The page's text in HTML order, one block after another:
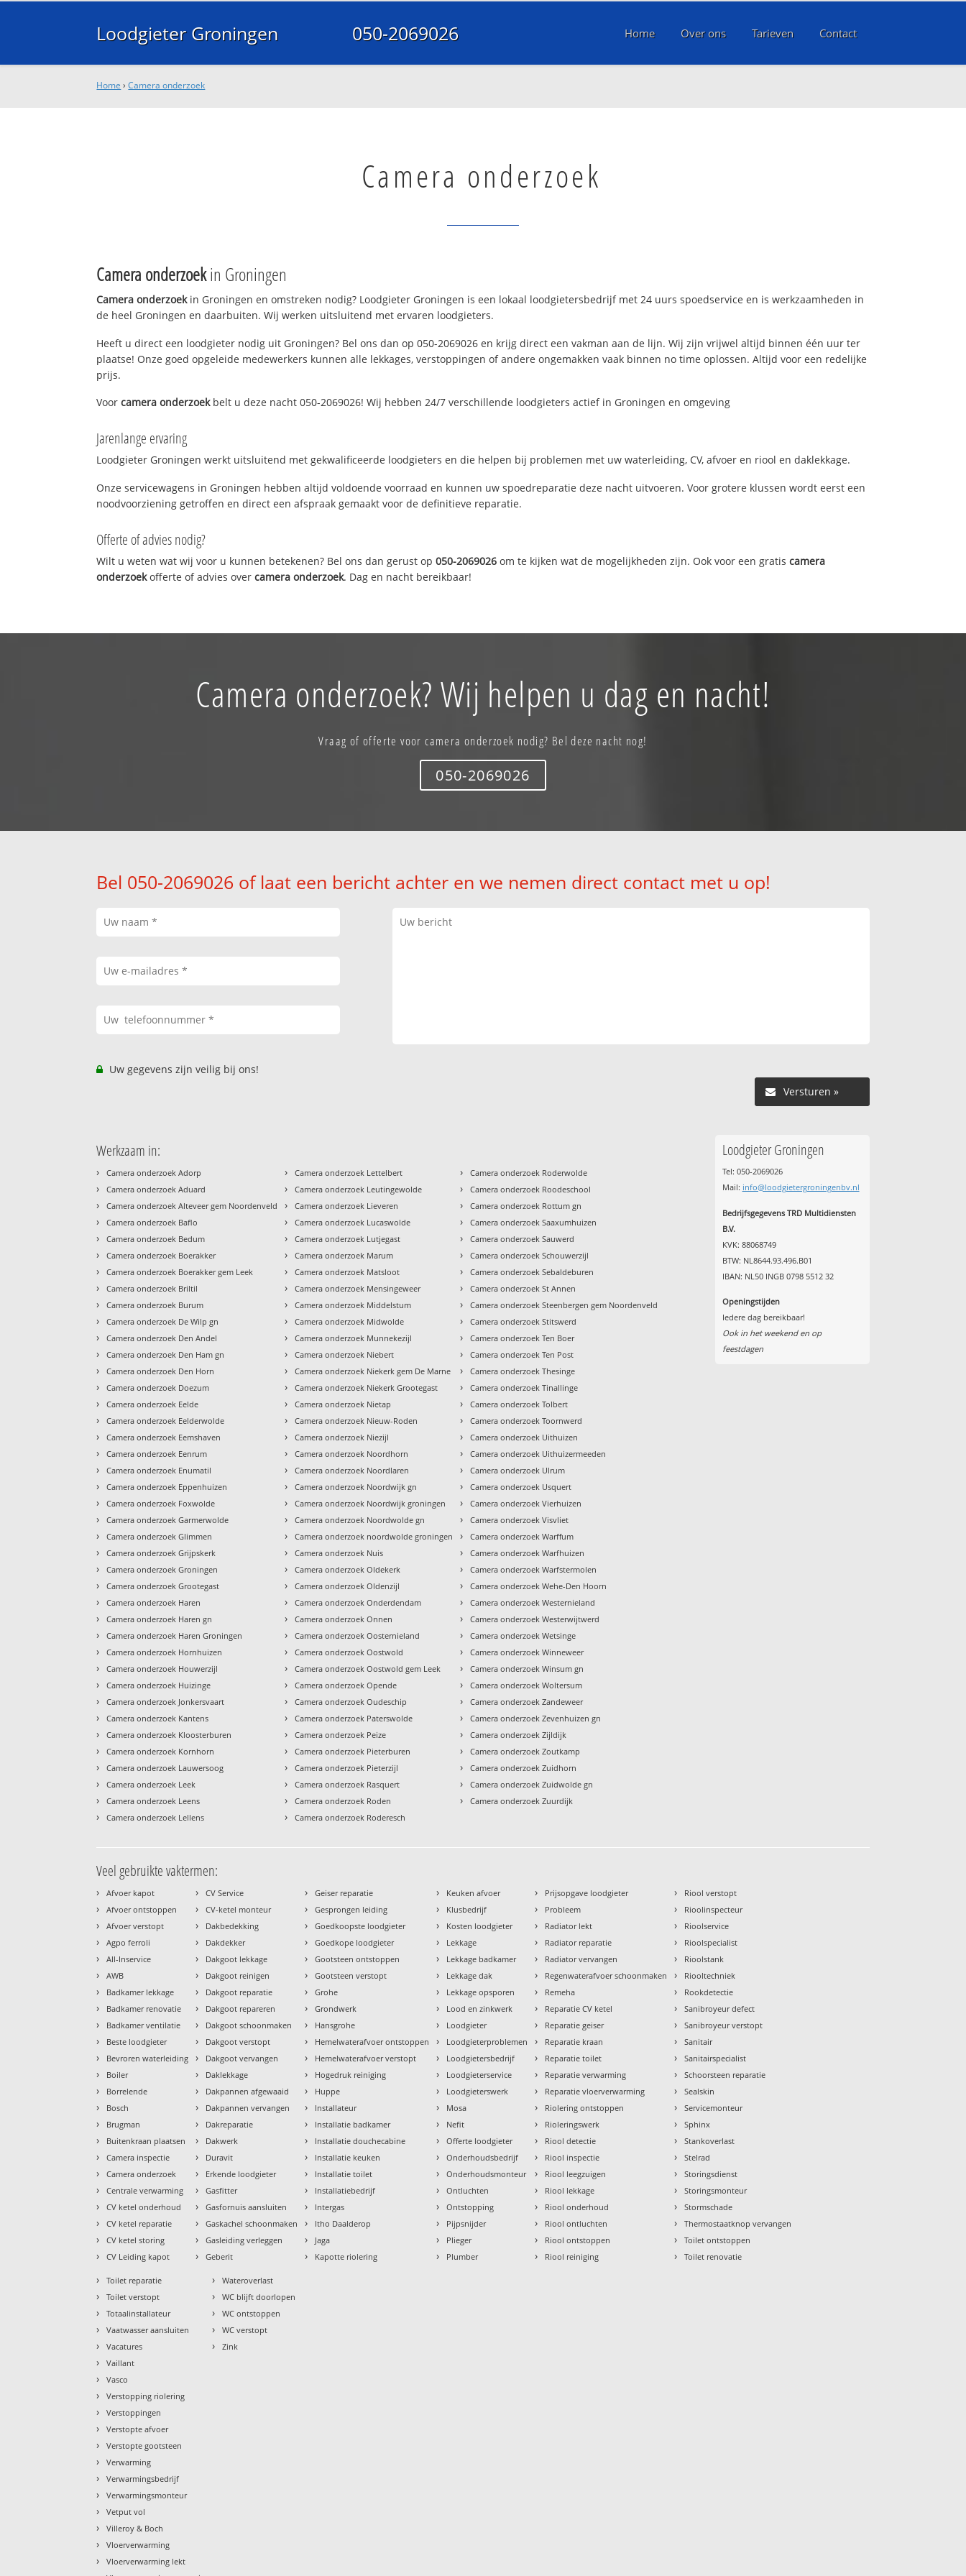
Loodgieter Groningen 050-2069026 Home Over ons Tarieven Contact
Home ›Camera onderzoek
Camera onderzoek
Camera onderzoekin Groningen
Camera onderzoekin Groningen en omstreken nodig? Loodgieter Groningen is een lokaal loodgietersbedrijf met 24 uurs spoedservice en is werkzaamheden in
de heel Groningen en daarbuiten. Wij werken uitsluitend met ervaren loodgieters.
Heeft u direct een loodgieter nodig uit Groningen? Bel ons dan op 050-2069026 en krijg direct een vakman aan de lijn. Wij zijn vrijwel altijd binnen één uur ter
plaatse! Onze goed opgeleide medewerkers kunnen alle lekkages, verstoppingen of andere ongemakken vaak binnen no time oplossen. Altijd voor een redelijke
prijs.
Voorcamera onderzoekbelt u deze nacht 050-2069026! Wij hebben 24/7 verschillende loodgieters actief in Groningen en omgeving
Jarenlange ervaring
Loodgieter Groningen werkt uitsluitend met gekwalificeerde loodgieters en die helpen bij problemen met uw waterleiding, CV, afvoer en riool en daklekkage.
Onze servicewagens in Groningen hebben altijd voldoende voorraad en kunnen uw spoedreparatie deze nacht uitvoeren. Voor grotere klussen wordt eerst een
noodvoorziening getroffen en direct een afspraak gemaakt voor de definitieve reparatie.
Offerte of advies nodig?
Wilt u weten wat wij voor u kunnen betekenen? Bel ons dan gerust op050-2069026 om te kijken wat de mogelijkheden zijn. Ook voor een gratiscamera
onderzoekofferte of advies overcamera onderzoek. Dag en nacht bereikbaar!
Camera onderzoek? Wij helpen u dag en nacht!
Vraag of offerte voor camera onderzoek nodig? Bel deze nacht nog!
050-2069026
Bel 050-2069026 of laat een bericht achter en we nemen direct contact met u op!
Uw gegevens zijn veilig bij ons!
Versturen »
Werkzaam in:
› Camera onderzoek Adorp
› Camera onderzoek Aduard
› Camera onderzoek Alteveer gem Noordenveld
› Camera onderzoek Baflo
› Camera onderzoek Bedum
› Camera onderzoek Boerakker
› Camera onderzoek Boerakker gem Leek
› Camera onderzoek Briltil
› Camera onderzoek Burum
› Camera onderzoek De Wilp gn
› Camera onderzoek Den Andel
› Camera onderzoek Den Ham gn
› Camera onderzoek Den Horn
› Camera onderzoek Doezum
› Camera onderzoek Eelde
› Camera onderzoek Eelderwolde
› Camera onderzoek Eemshaven
› Camera onderzoek Eenrum
› Camera onderzoek Enumatil
› Camera onderzoek Eppenhuizen
› Camera onderzoek Foxwolde
› Camera onderzoek Garmerwolde
› Camera onderzoek Glimmen
› Camera onderzoek Grijpskerk
› Camera onderzoek Groningen
› Camera onderzoek Grootegast
› Camera onderzoek Haren
› Camera onderzoek Haren gn
› Camera onderzoek Haren Groningen
› Camera onderzoek Hornhuizen
› Camera onderzoek Houwerzijl
› Camera onderzoek Huizinge
› Camera onderzoek Jonkersvaart
› Camera onderzoek Kantens
› Camera onderzoek Kloosterburen
› Camera onderzoek Kornhorn
› Camera onderzoek Lauwersoog
› Camera onderzoek Leek
› Camera onderzoek Leens
› Camera onderzoek Lellens
› Camera onderzoek Lettelbert
› Camera onderzoek Leutingewolde
› Camera onderzoek Lieveren
› Camera onderzoek Lucaswolde
› Camera onderzoek Lutjegast
› Camera onderzoek Marum
› Camera onderzoek Matsloot
› Camera onderzoek Mensingeweer
› Camera onderzoek Middelstum
› Camera onderzoek Midwolde
› Camera onderzoek Munnekezijl
› Camera onderzoek Niebert
› Camera onderzoek Niekerk gem De Marne
› Camera onderzoek Niekerk Grootegast
› Camera onderzoek Nietap
› Camera onderzoek Nieuw-Roden
› Camera onderzoek Niezijl
› Camera onderzoek Noordhorn
› Camera onderzoek Noordlaren
› Camera onderzoek Noordwijk gn
› Camera onderzoek Noordwijk groningen
› Camera onderzoek Noordwolde gn
› Camera onderzoek noordwolde groningen
› Camera onderzoek Nuis
› Camera onderzoek Oldekerk
› Camera onderzoek Oldenzijl
› Camera onderzoek Onderdendam
› Camera onderzoek Onnen
› Camera onderzoek Oosternieland
› Camera onderzoek Oostwold
› Camera onderzoek Oostwold gem Leek
› Camera onderzoek Opende
› Camera onderzoek Oudeschip
› Camera onderzoek Paterswolde
› Camera onderzoek Peize
› Camera onderzoek Pieterburen
› Camera onderzoek Pieterzijl
› Camera onderzoek Rasquert
› Camera onderzoek Roden
› Camera onderzoek Roderesch
› Camera onderzoek Roderwolde
› Camera onderzoek Roodeschool
› Camera onderzoek Rottum gn
› Camera onderzoek Saaxumhuizen
› Camera onderzoek Sauwerd
› Camera onderzoek Schouwerzijl
› Camera onderzoek Sebaldeburen
› Camera onderzoek St Annen
› Camera onderzoek Steenbergen gem Noordenveld
› Camera onderzoek Stitswerd
› Camera onderzoek Ten Boer
› Camera onderzoek Ten Post
› Camera onderzoek Thesinge
› Camera onderzoek Tinallinge
› Camera onderzoek Tolbert
› Camera onderzoek Toornwerd
› Camera onderzoek Uithuizen
› Camera onderzoek Uithuizermeeden
› Camera onderzoek Ulrum
› Camera onderzoek Usquert
› Camera onderzoek Vierhuizen
› Camera onderzoek Visvliet
› Camera onderzoek Warffum
› Camera onderzoek Warfhuizen
› Camera onderzoek Warfstermolen
› Camera onderzoek Wehe-Den Hoorn
› Camera onderzoek Westernieland
› Camera onderzoek Westerwijtwerd
› Camera onderzoek Wetsinge
› Camera onderzoek Winneweer
› Camera onderzoek Winsum gn
› Camera onderzoek Woltersum
› Camera onderzoek Zandeweer
› Camera onderzoek Zevenhuizen gn
› Camera onderzoek Zijldijk
› Camera onderzoek Zoutkamp
› Camera onderzoek Zuidhorn
› Camera onderzoek Zuidwolde gn
› Camera onderzoek Zuurdijk
Loodgieter Groningen
Tel: 050-2069026
Mail: info@loodgietergroningenbv.nl
Bedrijfsgegevens TRD Multidiensten
B.V.
KVK: 88068749
BTW: NL8644.93.496.B01
IBAN: NL50 INGB 0798 5512 32
Openingstijden
Iedere dag bereikbaar!
Ook in het weekend en op
feestdagen
Veel gebruikte vaktermen:
› Afvoer kapot
› Afvoer ontstoppen
› Afvoer verstopt
› Agpo ferroli
› All-Inservice
› AWB
› Badkamer lekkage
› Badkamer renovatie
› Badkamer ventilatie
› Beste loodgieter
› Bevroren waterleiding
› Boiler
› Borrelende
› Bosch
› Brugman
› Buitenkraan plaatsen
› Camera inspectie
› Camera onderzoek
› Centrale verwarming
› CV ketel onderhoud
› CV ketel reparatie
› CV ketel storing
› CV Leiding kapot
› CV Service
› CV-ketel monteur
› Dakbedekking
› Dakdekker
› Dakgoot lekkage
› Dakgoot reinigen
› Dakgoot reparatie
› Dakgoot repareren
› Dakgoot schoonmaken
› Dakgoot verstopt
› Dakgoot vervangen
› Daklekkage
› Dakpannen afgewaaid
› Dakpannen vervangen
› Dakreparatie
› Dakwerk
› Duravit
› Erkende loodgieter
› Gasfitter
› Gasfornuis aansluiten
› Gaskachel schoonmaken
› Gasleiding verleggen
› Geberit
› Geiser reparatie
› Gesprongen leiding
› Goedkoopste loodgieter
› Goedkope loodgieter
› Gootsteen ontstoppen
› Gootsteen verstopt
› Grohe
› Grondwerk
› Hansgrohe
› Hemelwaterafvoer ontstoppen
› Hemelwaterafvoer verstopt
› Hogedruk reiniging
› Huppe
› Installateur
› Installatie badkamer
› Installatie douchecabine
› Installatie keuken
› Installatie toilet
› Installatiebedrijf
› Intergas
› Itho Daalderop
› Jaga
› Kapotte riolering
› Keuken afvoer
› Klusbedrijf
› Kosten loodgieter
› Lekkage
› Lekkage badkamer
› Lekkage dak
› Lekkage opsporen
› Lood en zinkwerk
› Loodgieter
› Loodgieterproblemen
› Loodgietersbedrijf
› Loodgieterservice
› Loodgieterswerk
› Mosa
› Nefit
› Offerte loodgieter
› Onderhoudsbedrijf
› Onderhoudsmonteur
› Ontluchten
› Ontstopping
› Pijpsnijder
› Plieger
› Plumber
› Prijsopgave loodgieter
› Probleem
› Radiator lekt
› Radiator reparatie
› Radiator vervangen
› Regenwaterafvoer schoonmaken
› Remeha
› Reparatie CV ketel
› Reparatie geiser
› Reparatie kraan
› Reparatie toilet
› Reparatie verwarming
› Reparatie vloerverwarming
› Riolering ontstoppen
› Rioleringswerk
› Riool detectie
› Riool inspectie
› Riool leegzuigen
› Riool lekkage
› Riool onderhoud
› Riool ontluchten
› Riool ontstoppen
› Riool reiniging
› Riool verstopt
› Rioolinspecteur
› Rioolservice
› Rioolspecialist
› Rioolstank
› Riooltechniek
› Rookdetectie
› Sanibroyeur defect
› Sanibroyeur verstopt
› Sanitair
› Sanitairspecialist
› Schoorsteen reparatie
› Sealskin
› Servicemonteur
› Sphinx
› Stankoverlast
› Stelrad
› Storingsdienst
› Storingsmonteur
› Stormschade
› Thermostaatknop vervangen
› Toilet ontstoppen
› Toilet renovatie
› Toilet reparatie
› Toilet verstopt
› Totaalinstallateur
› Vaatwasser aansluiten
› Vacatures
› Vaillant
› Vasco
› Verstopping riolering
› Verstoppingen
› Verstopte afvoer
› Verstopte gootsteen
› Verwarming
› Verwarmingsbedrijf
› Verwarmingsmonteur
› Vetput vol
› Villeroy & Boch
› Vloerverwarming
› Vloerverwarming lekt
› Wateroverlast
› WC blijft doorlopen
› WC ontstoppen
› WC verstopt
› Zink